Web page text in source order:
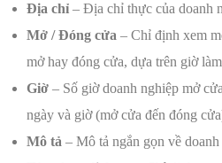
Địa chỉ – Địa chỉ thực của doanh
Mở / Đóng cửa – Chỉ định xem
mở hay đóng cửa, dựa trên giờ
Giờ – Số giờ doanh nghiệp mở
ngày và giờ (mở cửa đến đóng
Mô tả – Mô tả ngắn gọn về